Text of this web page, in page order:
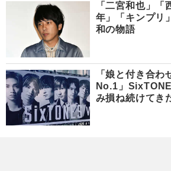
「二宮和也」
年」「キンプリ
和の物語
「娘と付き合
No.1」
み損ね続けてき